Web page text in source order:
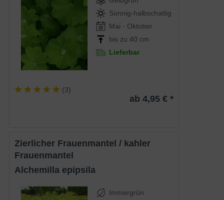
Sonnig-halbschattig
Mai - Oktober
bis zu 40 cm
Lieferbar
(3)
ab 4,95 € *
Zierlicher Frauenmantel / kahler
Frauenmantel
Alchemilla epipsila
Immergrün